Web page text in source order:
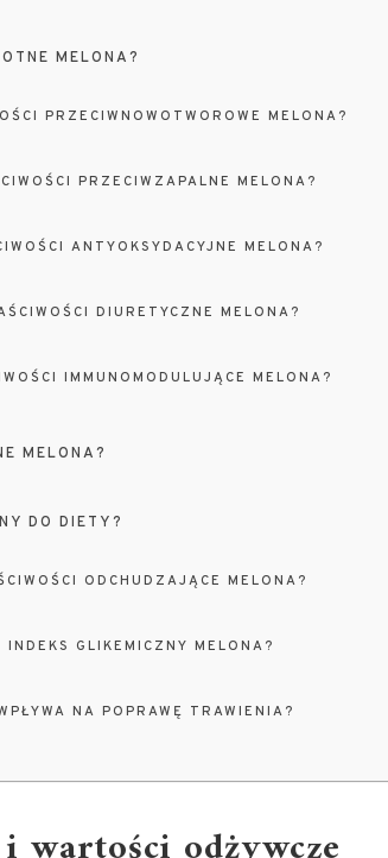
MELONA?
PRZECIWNOWOTWOROWE MELONA?
PRZECIWZAPALNE MELONA?
ANTYOKSYDACYJNE MELONA?
DIURETYCZNE MELONA?
IMMUNOMODULUJĄCE MELONA?
MELONA?
DO DIETY?
ODCHUDZAJĄCE MELONA?
GLIKEMICZNY MELONA?
NA POPRAWĘ TRAWIENIA?